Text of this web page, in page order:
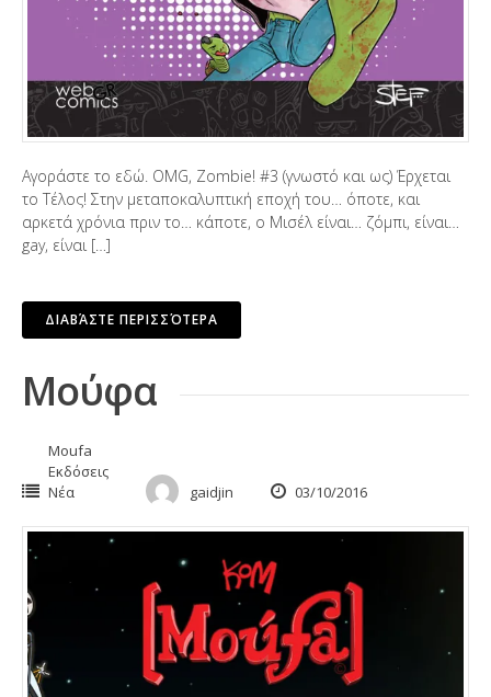
Αγοράστε το εδώ. OMG, Zombie! #3 (γνωστό και ως) Έρχεται
το Τέλος! Στην μεταποκαλυπτική εποχή του… όποτε, και
αρκετά χρόνια πριν το… κάποτε, ο Μισέλ είναι… ζόμπι, είναι…
gay, είναι […]
ΔΙΑΒΆΣΤΕ ΠΕΡΙΣΣΌΤΕΡΑ
Μούφα
Moufa
Εκδόσεις
Νέα
gaidjin 03/10/2016